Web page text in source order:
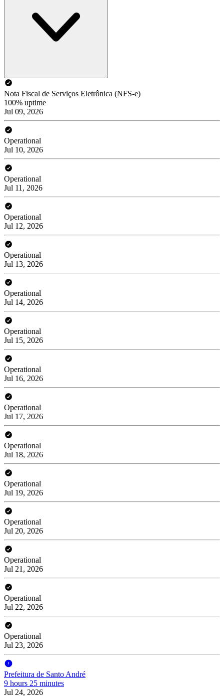
Nota Fiscal de Serviços Eletrônica (NFS-e)
100% uptime
Jul 09, 2026
Operational
Jul 10, 2026
Operational
Jul 11, 2026
Operational
Jul 12, 2026
Operational
Jul 13, 2026
Operational
Jul 14, 2026
Operational
Jul 15, 2026
Operational
Jul 16, 2026
Operational
Jul 17, 2026
Operational
Jul 18, 2026
Operational
Jul 19, 2026
Operational
Jul 20, 2026
Operational
Jul 21, 2026
Operational
Jul 22, 2026
Operational
Jul 23, 2026
Prefeitura de Santo André
9 hours 25 minutes
Jul 24, 2026